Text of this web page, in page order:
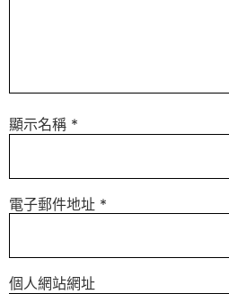
顯示名稱 *
電子郵件地址 *
個人網站網址